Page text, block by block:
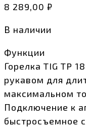
8 289,00 ₽
В наличии
Функции
Горелка TIG TP
рукавом для
максимальном
Подключение к
быстросъемное